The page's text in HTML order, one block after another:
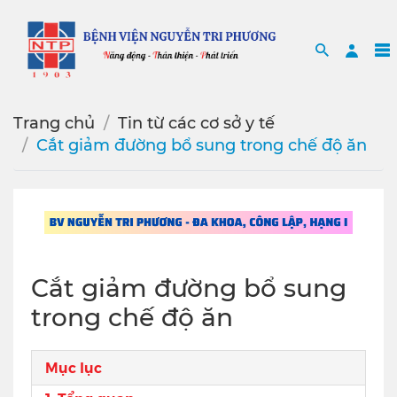
Search
Trang chủ
Tin từ các cơ sở y tế
Cắt giảm đường bổ sung trong chế độ ăn
Cắt giảm đường bổ sung
trong chế độ ăn
Mục lục